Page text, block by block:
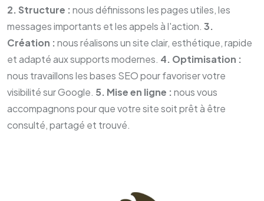
2. Structure :nous définissons les pages utiles, les
messages importants et les appels à l'action. 3.
Création :nous réalisons un site clair, esthétique, rapide
et adapté aux supports modernes. 4. Optimisation :
nous travaillons les bases SEO pour favoriser votre
visibilité sur Google. 5. Mise en ligne :nous vous
accompagnons pour que votre site soit prêt à être
consulté, partagé et trouvé.